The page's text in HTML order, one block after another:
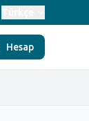
Hesap